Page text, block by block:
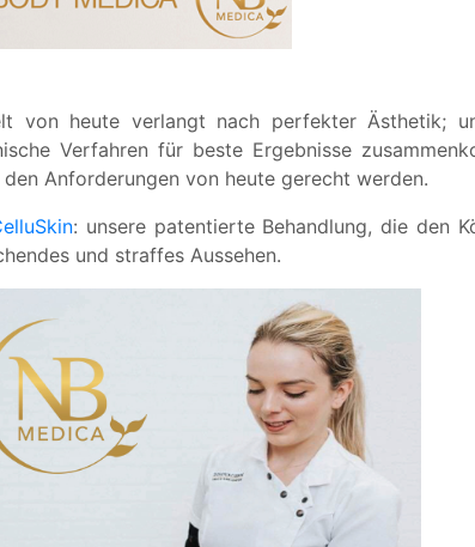
von heute verlangt nach perfekter Ästhetik;
Verfahren für beste Ergebnisse
den Anforderungen von heute gerecht werden.
: unsere patentierte Behandlung, die den
und straffes Aussehen.